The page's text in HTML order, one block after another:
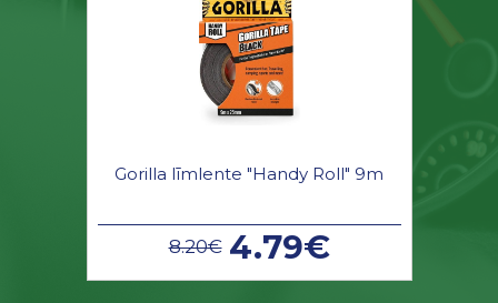
Gorilla līmlente "Handy Roll" 9m
8.20€ 4.79€